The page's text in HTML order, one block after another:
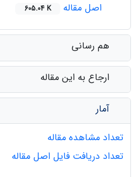
اصل مقاله
605.04 K
هم رسانی
ارجاع به این مقاله
آمار
تعداد مشاهده مقاله
تعداد دریافت فایل اصل مقاله